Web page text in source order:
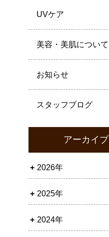
UVケア
美容・美肌について
お知らせ
スタッフブログ
アーカイブ
2026年
2025年
2024年